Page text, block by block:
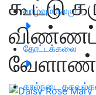
வாழ்வும் நலமும்
தோட்டக்கலை
கால்நடை
கூட்டு
வேளாண்